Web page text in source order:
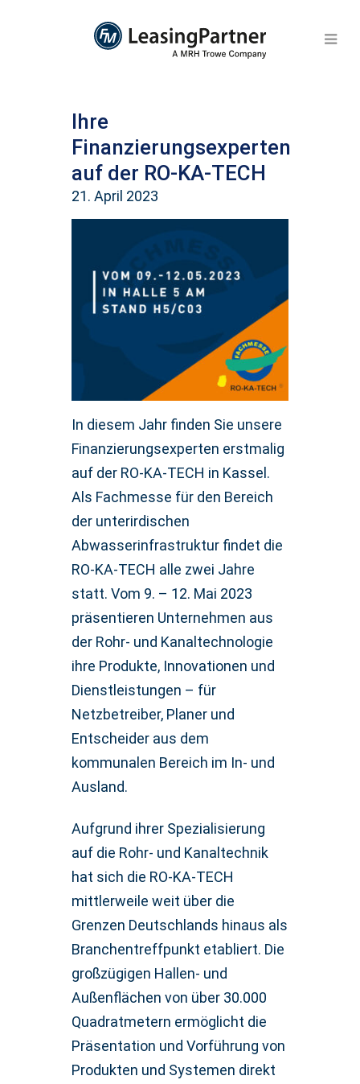
Ihre
Finanzierungsexperten
auf der RO-KA-TECH
21. April 2023
In diesem Jahr finden Sie unsere
Finanzierungsexperten erstmalig
auf der RO-KA-TECH in Kassel.
Als Fachmesse für den Bereich
der unterirdischen
Abwasserinfrastruktur findet die
RO-KA-TECH alle zwei Jahre
statt. Vom 9. – 12. Mai 2023
präsentieren Unternehmen aus
der Rohr- und Kanaltechnologie
ihre Produkte, Innovationen und
Dienstleistungen – für
Netzbetreiber, Planer und
Entscheider aus dem
kommunalen Bereich im In- und
Ausland.
Aufgrund ihrer Spezialisierung
auf die Rohr- und Kanaltechnik
hat sich die RO-KA-TECH
mittlerweile weit über die
Grenzen Deutschlands hinaus als
Branchentreffpunkt etabliert. Die
großzügigen Hallen- und
Außenflächen von über 30.000
Quadratmetern ermöglicht die
Präsentation und Vorführung von
Produkten und Systemen direkt